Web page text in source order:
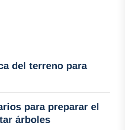
del terreno para
para preparar el
árboles